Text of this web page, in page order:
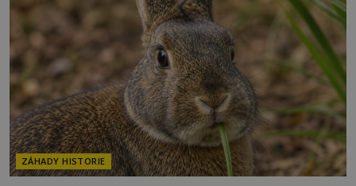
ztracených technologiích či tajemných
materiálech. Moderní metalurgie však ukazuje, že
skutečné vysvětlení je ješt
ZÁHADY HISTORIE